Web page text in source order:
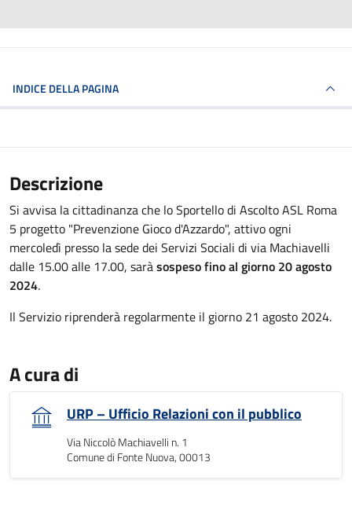
INDICE DELLA PAGINA
Descrizione
Si avvisa la cittadinanza che lo Sportello di Ascolto ASL Roma
5 progetto "Prevenzione Gioco d'Azzardo", attivo ogni
mercoledì presso la sede dei Servizi Sociali di via Machiavelli
dalle 15.00 alle 17.00, saràsospeso fino al giorno 20 agosto
2024.
Il Servizio riprenderà regolarmente il giorno 21 agosto 2024.
A cura di
URP – Ufficio Relazioni con il pubblico
Via Niccolò Machiavelli n. 1
Comune di Fonte Nuova, 00013